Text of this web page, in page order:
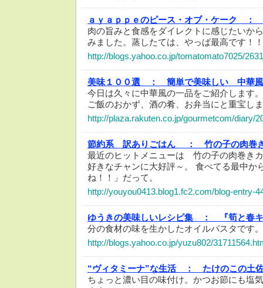
ａｙａｐｐｅのピース・オブ・ケーク ：
肉の旨みと食感をダイレクトに感じたいか
みました。蒸したては、やっぱ最高です！！
http://blogs.yahoo.co.jp/tomatomato7025/
美味１００選 ：
簡単で美味しい 中華
今日は久々に中華風の一品をご紹介します
ご飯のおかず、酒の肴、お弁当にと重宝し
http://plaza.rakuten.co.jp/gourmetcom/diary/
節約系 訳ありごはん ：
竹の子の肉
最近のヒットメニューは 竹の子の肉巻き
好きなチャンに大好評～。 食べてる最中か
ね！！」だって。
http://youyou0413.blog1.fc2.com/blog-entry-
ゆうきの美味しいレシピ集 ：
『筍と春
分の食材の味を生かしたオイルパスタです。
http://blogs.yahoo.co.jp/yuzu802/
“ヴィタミーナ”な生活 ：
たけのこの土
ちょっと濃い目の味付け。かつお節にも塩